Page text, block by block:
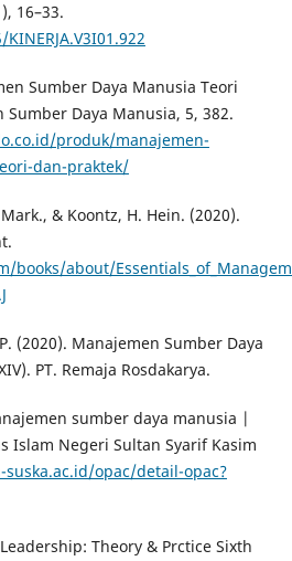
16–33.
Sumber Daya Manusia Teori
Daya Manusia, 5, 382.
produk/manajemen-
dan-praktek/
& Koontz, H. Hein. (2020).
books/about/
(2020). Manajemen Sumber Daya
PT. Remaja Rosdakarya.
sumber daya manusia |
Islam Negeri Sultan Syarif Kasim
opac/detail-opac?
Theory & Prctice Sixth